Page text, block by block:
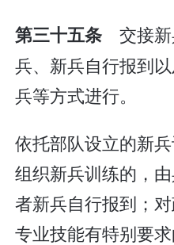
第三十五条 交接新
兵、新兵自行报到
兵等方式进行。
依托部队设立的新
组织新兵训练的，
者新兵自行报到；
专业技能有特别要